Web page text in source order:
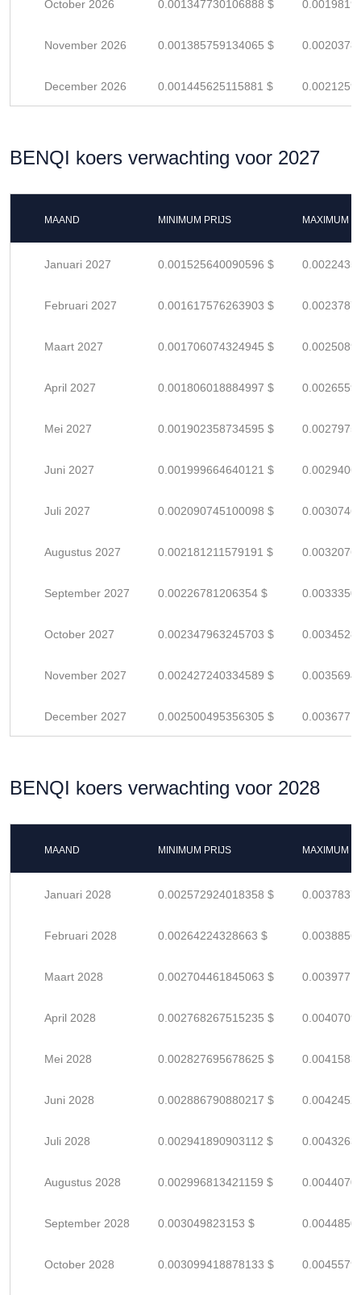
October 2026 0.001347730106888 $
November 2026 0.001385759134065 $
December 2026 0.001445625115881 $
BENQI koers verwachting voor 2027
MAAND MINIMUM PRIJS MAXIMUM
Januari 2027 0.001525640090596 $
Februari 2027 0.001617576263903 $
Maart 2027 0.001706074324945 $
April 2027 0.001806018884997 $
Mei 2027 0.001902358734595 $
Juni 2027 0.001999664640121 $
Juli 2027 0.002090745100098 $
Augustus 2027 0.002181211579191 $
September 2027 0.00226781206354 $
October 2027 0.002347963245703 $
November 2027 0.002427240334589 $
December 2027 0.002500495356305 $
BENQI koers verwachting voor 2028
MAAND MINIMUM PRIJS MAXIMUM
Januari 2028 0.002572924018358 $
Februari 2028 0.00264224328663 $
Maart 2028 0.002704461845063 $
April 2028 0.002768267515235 $
Mei 2028 0.002827695678625 $
Juni 2028 0.002886790880217 $
Juli 2028 0.002941890903112 $
Augustus 2028 0.002996813421159 $
September 2028 0.003049823153 $
October 2028 0.003099418878133 $